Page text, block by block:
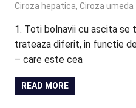
Ciroza hepatica, Ciroza umeda
1. Toti bolnavii cu ascita
trateaza diferit, in functie
– care este cea
READ MORE